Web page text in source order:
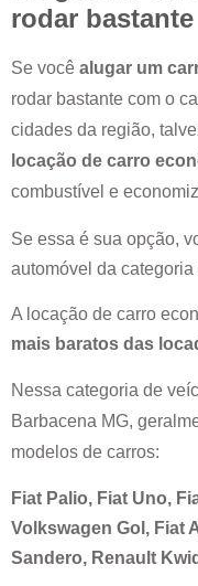
rodar bastante
Se você alugar um
rodar bastante com o
cidades da região,
locação de carro
combustível e
Se essa é sua opção,
automóvel da categoria
A locação de carro
mais baratos das
Nessa categoria de
Barbacena MG,
modelos de carros:
Fiat Palio, Fiat Uno,
Volkswagen Gol, Fiat
Sandero, Renault